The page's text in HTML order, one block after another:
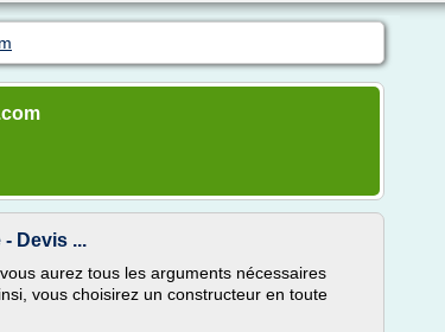
Devis ...
aurez tous les arguments nécessaires
vous choisirez un constructeur en toute